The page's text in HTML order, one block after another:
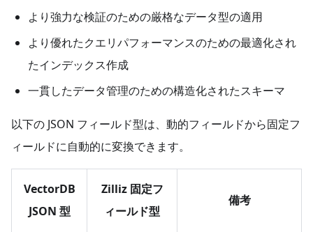
より強力な検証のための厳格なデータ型の適用
より優れたクエリパフォーマンスのための最適化され
たインデックス作成
一貫したデータ管理のための構造化されたスキーマ
以下の JSON フィールド型は、動的フィールドから固定フ
ィールドに自動的に変換できます。
VectorDB
JSON 型
Zilliz 固定フ
ィールド型
備考